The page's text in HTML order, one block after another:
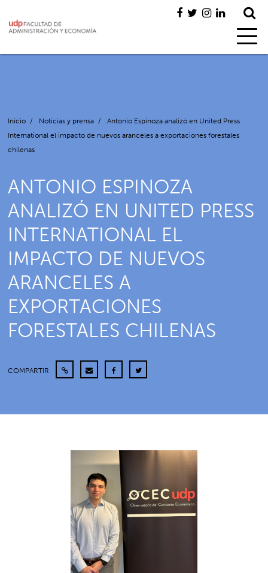
Inicio / Noticias y prensa /
Antonio Espinoza analizó en United Press
International el impacto de nuevos aranceles a exportaciones forestales
chilenas
ANTONIO ESPINOZA
ANALIZÓ EN UNITED PRESS
INTERNATIONAL EL
IMPACTO DE NUEVOS
ARANCELES A
EXPORTACIONES
FORESTALES CHILENAS
COMPARTIR